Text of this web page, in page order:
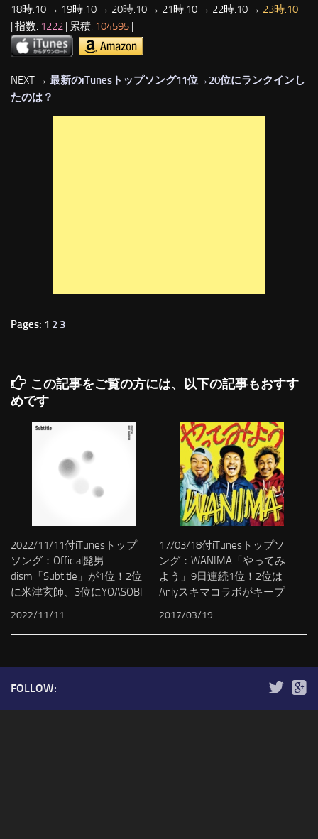
18時:10 → 19時:10 → 20時:10 → 21時:10 → 22時:10 → 23時:10
| 指数: 1222 | 累積: 104595
NEXT → 最新のiTunesトップソング11位→20位にランクインし
たのは？
Pages: 1 2 3
この記事をご覧の方には、以下の記事もおすす
めです
2022/11/11付iTunesトップ
ソング：Official髭男
dism「Subtitle」が1位！2位
に米津玄師、3位にYOASOBI
2022/11/11
17/03/18付iTunesトップソ
ング：WANIMA「やってみ
よう」9日連続1位！2位は
Anlyスキマコラボがキープ
2017/03/19
FOLLOW: